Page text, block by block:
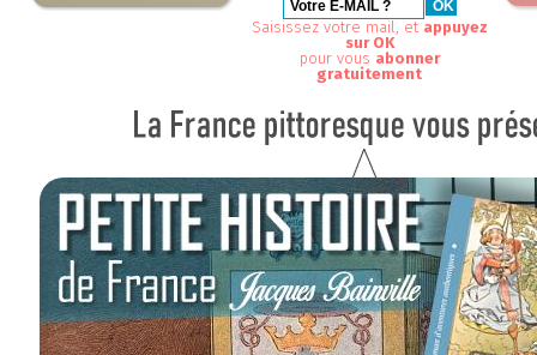
Saisissez votre mail, et appuyez
sur OK
pour vous abonner
gratuitement